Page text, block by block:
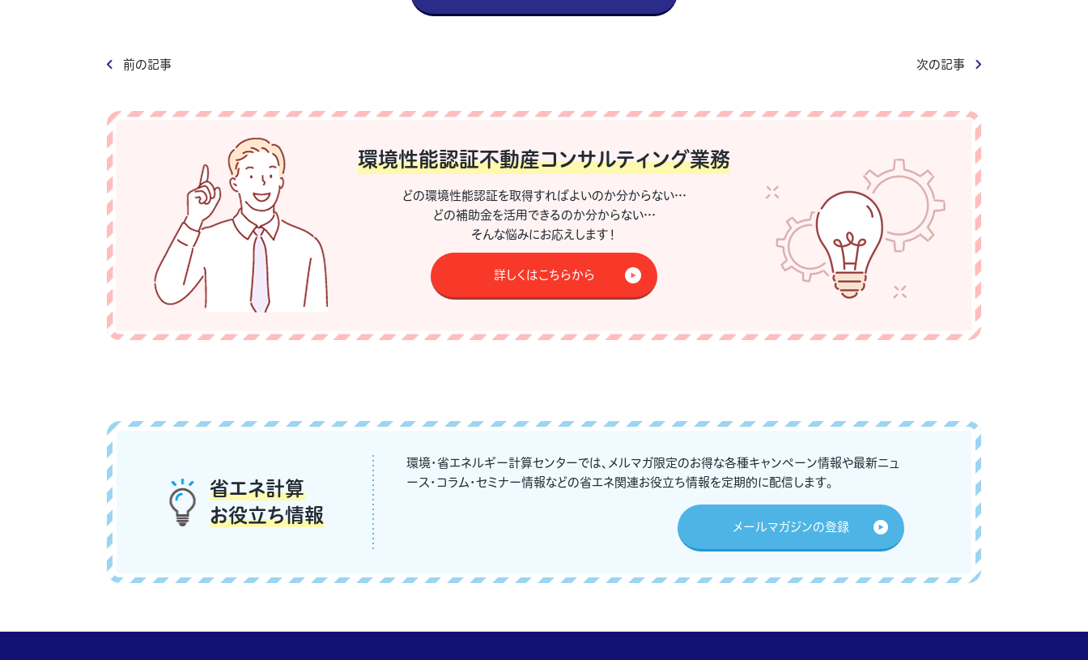
前の記事 次の記事
環境性能認証不動産コンサルティング業務
どの環境性能認証を取得すればよいのか分からない…
どの補助金を活用できるのか分からない…
そんな悩みにお応えします！
詳しくはこちらから
省エネ計算
お役立ち情報
環境・省エネルギー計算センターでは、メルマガ限定のお得な各種キャンペーン情報や最新ニュ
ース・コラム・セミナー情報などの省エネ関連お役立ち情報を定期的に配信します。
メールマガジンの登録